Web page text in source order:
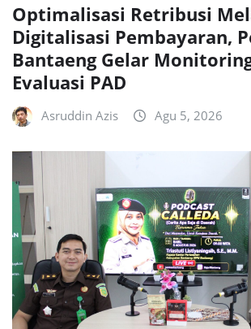
Optimalisasi Retribusi
Digitalisasi Pembayaran,
Bantaeng Gelar
Evaluasi PAD
Asruddin Azis Agu 5, 2026